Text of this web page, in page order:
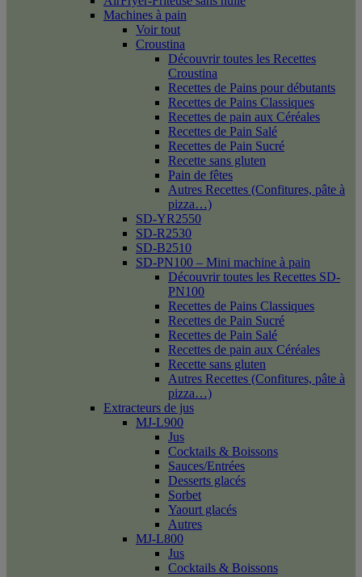
Machines à pain
Voir tout
Croustina
Découvrir toutes les Recettes
Croustina
Recettes de Pains pour débutants
Recettes de Pains Classiques
Recettes de pain aux Céréales
Recettes de Pain Salé
Recettes de Pain Sucré
Recette sans gluten
Pain de fêtes
Autres Recettes (Confitures, pâte à
pizza…)
SD-YR2550
SD-R2530
SD-B2510
SD-PN100 – Mini machine à pain
Découvrir toutes les Recettes SD-
PN100
Recettes de Pains Classiques
Recettes de Pain Sucré
Recettes de Pain Salé
Recettes de pain aux Céréales
Recette sans gluten
Autres Recettes (Confitures, pâte à
pizza…)
Extracteurs de jus
MJ-L900
Jus
Cocktails & Boissons
Sauces/Entrées
Desserts glacés
Sorbet
Yaourt glacés
Autres
MJ-L800
Jus
Cocktails & Boissons